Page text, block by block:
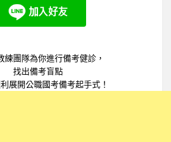
練團隊為你進行備考健診，
找出備考盲點
展開公職國考備考起手式！